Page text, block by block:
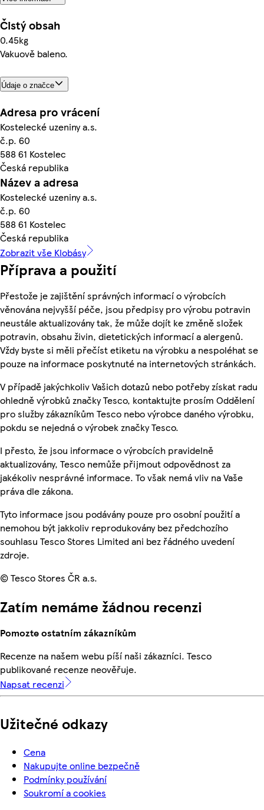
Čistý obsah
0.45kg
Vakuově baleno.
Údaje o značce
Adresa pro vrácení
Kostelecké uzeniny a.s.
č.p. 60
588 61 Kostelec
Česká republika
Název a adresa
Kostelecké uzeniny a.s.
č.p. 60
588 61 Kostelec
Česká republika
Zobrazit vše Klobásy
Příprava a použití
Přestože je zajištění správných informací o výrobcích
věnována nejvyšší péče, jsou předpisy pro výrobu potravin
neustále aktualizovány tak, že může dojít ke změně složek
potravin, obsahu živin, dietetických informací a alergenů.
Vždy byste si měli přečíst etiketu na výrobku a nespoléhat se
pouze na informace poskytnuté na internetových stránkách.
V případě jakýchkoliv Vašich dotazů nebo potřeby získat radu
ohledně výrobků značky Tesco, kontaktujte prosím Oddělení
pro služby zákazníkům Tesco nebo výrobce daného výrobku,
pokdu se nejedná o výrobek značky Tesco.
I přesto, že jsou informace o výrobcích pravidelně
aktualizovány, Tesco nemůže přijmout odpovědnost za
jakékoliv nesprávné informace. To však nemá vliv na Vaše
práva dle zákona.
Tyto informace jsou podávány pouze pro osobní použití a
nemohou být jakkoliv reprodukovány bez předchozího
souhlasu Tesco Stores Limited ani bez řádného uvedení
zdroje.
© Tesco Stores ČR a.s.
Zatím nemáme žádnou recenzi
Pomozte ostatním zákazníkům
Recenze na našem webu píší naši zákazníci. Tesco
publikované recenze neověřuje.
Napsat recenzi
Užitečné odkazy
Cena
Nakupujte online bezpečně
Podmínky používání
Soukromí a cookies